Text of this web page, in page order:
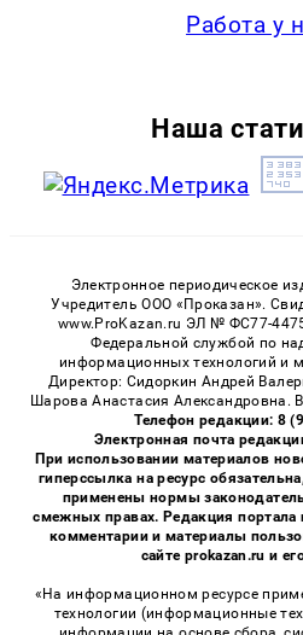
Работа у
Наша
Электронное периодическое
Учредитель ООО «Проказан».
www.ProKazan.ru ЭЛ № ФС77-
Федеральной службой по
информационных технологий и
Директор: Сидоркин Андрей
Шарова Анастасия Александровна.
Телефон редакции: 8
Электронная почта
При использовании материалов
гиперссылка на ресурс
применены нормы
смежных правах. Редакция портала
комментарии и материалы
сайте prokazan.ru и
«На информационном ресурсе
технологии (информационные